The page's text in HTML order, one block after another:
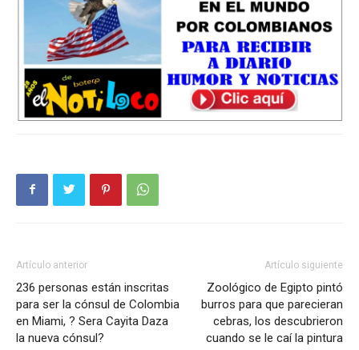
Artículo anterior
236 personas están inscritas
para ser la cónsul de Colombia
en Miami, ? Sera Cayita Daza
la nueva cónsul?
Artículo siguiente
Zoológico de Egipto pintó
burros para que parecieran
cebras, los descubrieron
cuando se le caí la pintura